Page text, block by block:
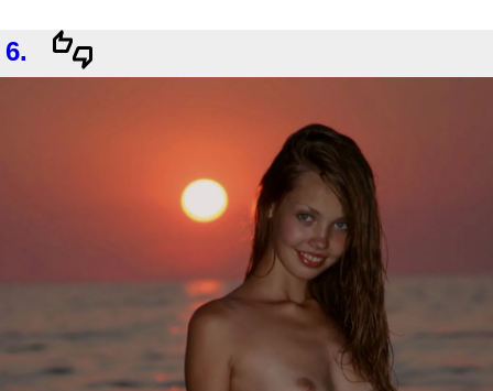
6.